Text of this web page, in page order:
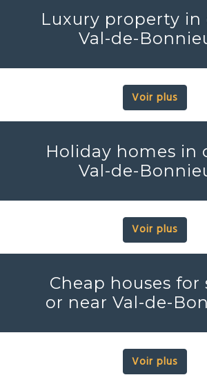
Luxury property in
Val-de-
Voir plus
Holiday homes in
Val-de-
Voir plus
Cheap houses for
or near Val-de-
Voir plus